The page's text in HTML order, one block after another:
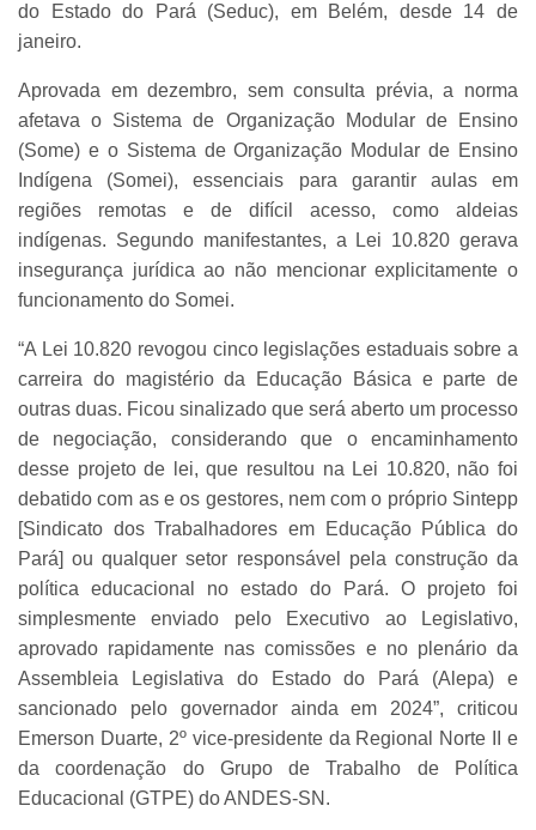
do Estado do Pará (Seduc), em Belém, desde 14 de
janeiro.
Aprovada em dezembro, sem consulta prévia, a norma
afetava o Sistema de Organização Modular de Ensino
(Some) e o Sistema de Organização Modular de Ensino
Indígena (Somei), essenciais para garantir aulas em
regiões remotas e de difícil acesso, como aldeias
indígenas. Segundo manifestantes, a Lei 10.820 gerava
insegurança jurídica ao não mencionar explicitamente o
funcionamento do Somei.
“A Lei 10.820 revogou cinco legislações estaduais sobre a
carreira do magistério da Educação Básica e parte de
outras duas. Ficou sinalizado que será aberto um processo
de negociação, considerando que o encaminhamento
desse projeto de lei, que resultou na Lei 10.820, não foi
debatido com as e os gestores, nem com o próprio Sintepp
[Sindicato dos Trabalhadores em Educação Pública do
Pará] ou qualquer setor responsável pela construção da
política educacional no estado do Pará. O projeto foi
simplesmente enviado pelo Executivo ao Legislativo,
aprovado rapidamente nas comissões e no plenário da
Assembleia Legislativa do Estado do Pará (Alepa) e
sancionado pelo governador ainda em 2024”, criticou
Emerson Duarte, 2º vice-presidente da Regional Norte II e
da coordenação do Grupo de Trabalho de Política
Educacional (GTPE) do ANDES-SN.